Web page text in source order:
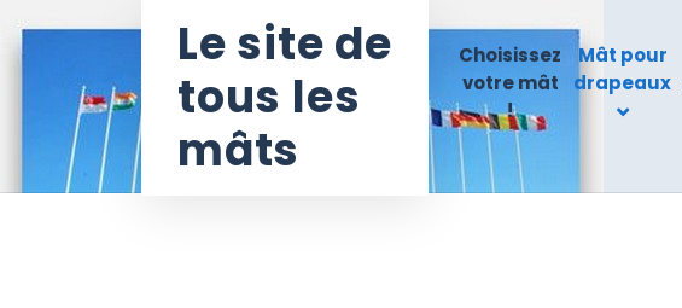
Le site de
tous les
mâts
Choisissez
votre mât
!
Mât pour
drapeaux